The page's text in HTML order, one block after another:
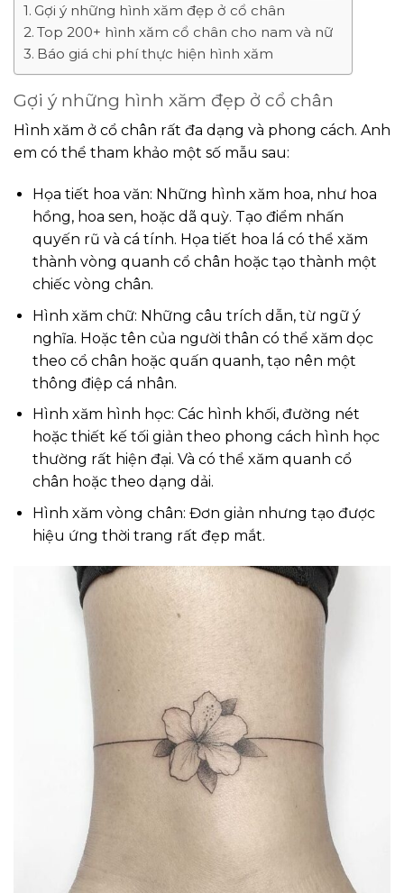
Gợi ý những hình xăm đẹp ở cổ chân
Top 200+ hình xăm cổ chân cho nam và nữ
Báo giá chi phí thực hiện hình xăm
Gợi ý những hình xăm đẹp ở cổ chân
Hình xăm ở cổ chân rất đa dạng và phong cách. Anh
em có thể tham khảo một số mẫu sau:
Họa tiết hoa văn: Những hình xăm hoa, như hoa
hồng, hoa sen, hoặc dã quỳ. Tạo điểm nhấn
quyến rũ và cá tính. Họa tiết hoa lá có thể xăm
thành vòng quanh cổ chân hoặc tạo thành một
chiếc vòng chân.
Hình xăm chữ: Những câu trích dẫn, từ ngữ ý
nghĩa. Hoặc tên của người thân có thể xăm dọc
theo cổ chân hoặc quấn quanh, tạo nên một
thông điệp cá nhân.
Hình xăm hình học: Các hình khối, đường nét
hoặc thiết kế tối giản theo phong cách hình học
thường rất hiện đại. Và có thể xăm quanh cổ
chân hoặc theo dạng dải.
Hình xăm vòng chân: Đơn giản nhưng tạo được
hiệu ứng thời trang rất đẹp mắt.